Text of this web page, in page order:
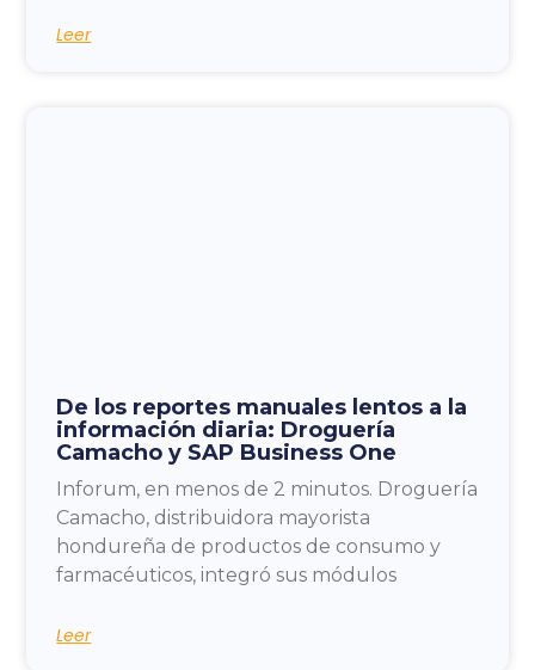
Leer
De los reportes manuales lentos a la
información diaria: Droguería
Camacho y SAP Business One
Inforum, en menos de 2 minutos. Droguería
Camacho, distribuidora mayorista
hondureña de productos de consumo y
farmacéuticos, integró sus módulos
Leer